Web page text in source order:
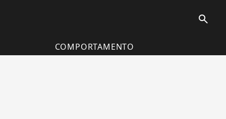
search
COMPORTAMENTO